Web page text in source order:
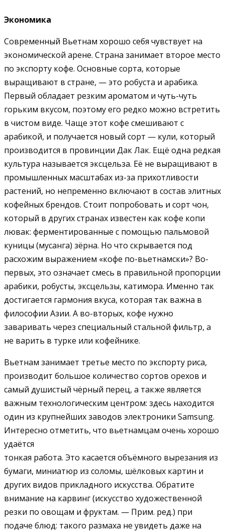
Экономика
Современный Вьетнам хорошо себя чувствует на
экономической арене. Страна занимает второе место
по экспорту кофе. Основные сорта, которые
выращивают в стране, — это робуста и арабика.
Первый обладает резким ароматом и чуть-чуть
горьким вкусом, поэтому его редко можно встретить
в чистом виде. Чаще этот кофе смешивают с
арабикой, и получается новый сорт — кули, который
производится в провинции Дак Лак. Ещё одна редкая
культура называется эксцельза. Её не выращивают в
промышленных масштабах из-за прихотливости
растений, но непременно включают в состав элитных
кофейных брендов. Стоит попробовать и сорт чон,
который в других странах известен как кофе копи
лювак: ферментированные с помощью пальмовой
куницы (мусанга) зёрна. Но что скрывается под
расхожим выражением «кофе по-вьетнамски»? Во-
первых, это означает смесь в правильной пропорции
арабики, робусты, эксцельзы, катимора. Именно так
достигается гармония вкуса, которая так важна в
философии Азии. А во-вторых, кофе нужно
заваривать через специальный стальной фильтр, а
не варить в турке или кофейнике.
Вьетнам занимает третье место по экспорту риса,
производит большое количество сортов орехов и
самый душистый чёрный перец, а также является
важным технологическим центром: здесь находится
один из крупнейших заводов электроники Samsung.
Интересно отметить, что вьетнамцам очень хорошо
удаётся
тонкая работа. Это касается объёмного вырезания из
бумаги, миниатюр из соломы, шёлковых картин и
других видов прикладного искусства. Обратите
внимание на карвинг (искусство художественной
резки по овощам и фруктам. — Прим. ред.) при
подаче блюд: такого размаха не увидеть даже на